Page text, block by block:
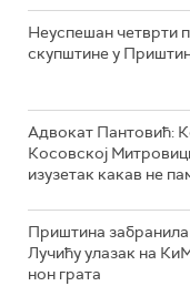
Неуспешан четврти
скупштине у
Адвокат Пантовић:
Косовској
изузетак какав не
Приштина
Лучићу улазак на
нон грата